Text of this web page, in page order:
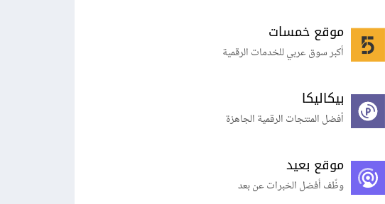
موقع خمسات
أكبر سوق عربي للخدمات الرقمية
بيكاليكا
أفضل المنتجات الرقمية الجاهزة
موقع بعيد
وظّف أفضل الخبرات عن بعد